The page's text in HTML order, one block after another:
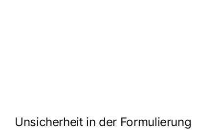
Unsicherheit in der Formulierung